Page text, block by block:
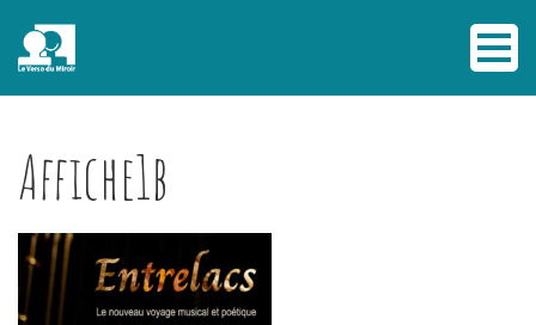
Affiche1b